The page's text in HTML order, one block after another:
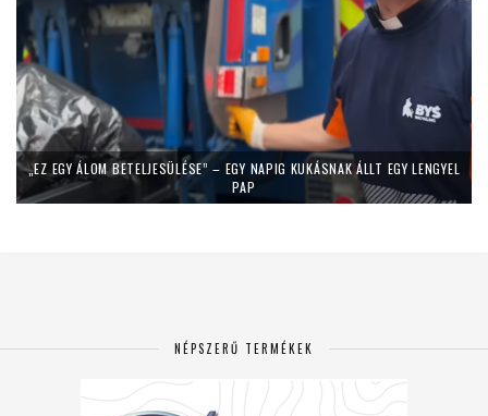
„EZ EGY ÁLOM BETELJESÜLÉSE” – EGY NAPIG KUKÁSNAK ÁLLT EGY LENGYEL
PAP
NÉPSZERŰ TERMÉKEK